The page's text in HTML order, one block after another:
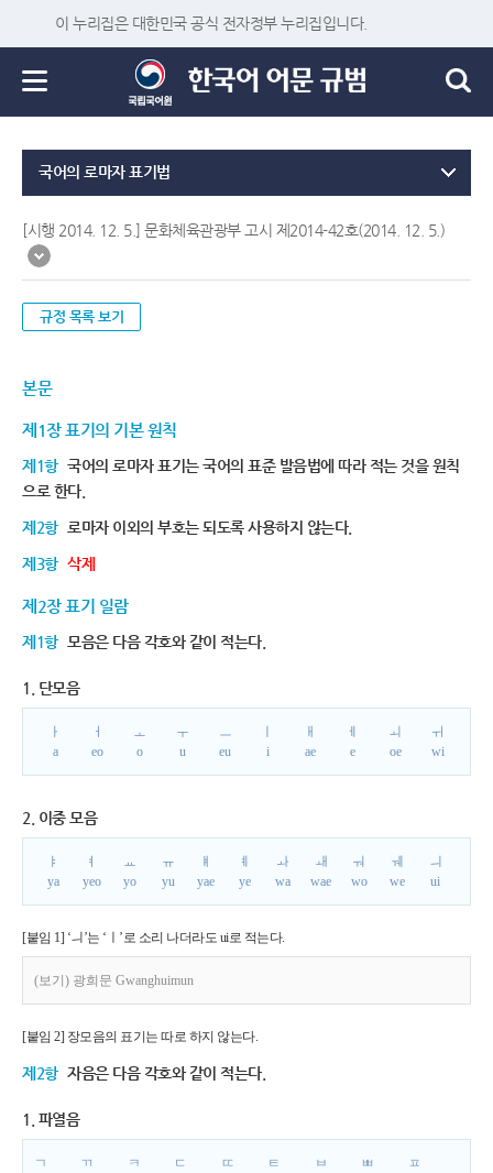
이 누리집은 대한민국 공식 전자정부 누리집입니다.
국어의 로마자 표기법
[시행 2014. 12. 5.] 문화체육관광부 고시 제2014-42호(2014. 12. 5.)
규정 목록 보기
본문
제1장 표기의 기본 원칙
제1항 국어의 로마자 표기는 국어의 표준 발음법에 따라 적는 것을 원칙
으로 한다.
제2항 로마자 이외의 부호는 되도록 사용하지 않는다.
제3항 삭제
제2장 표기 일람
제1항 모음은 다음 각호와 같이 적는다.
1. 단모음
ㅏ
a
ㅓ
eo
ㅗ
o
ㅜ
u
ㅡ
eu
i
ㅐ
ae
ㅔ
e
ㅚ
oe
ㅟ
wi
2. 이중 모음
ㅑ
ya
ㅕ
yeo
ㅛ
yo
ㅠ
yu
ㅒ
yae
ㅖ
ye
ㅘ
wa
ㅙ
wae
ㅝ
wo
ㅞ
we
ㅢ
ui
[붙임 1] ‘ㅢ’는 ‘ㅣ’로 소리 나더라도 ui로 적는다.
(보기) 광희문 Gwanghuimun
[붙임 2] 장모음의 표기는 따로 하지 않는다.
제2항 자음은 다음 각호와 같이 적는다.
1. 파열음
ㄱ
ㄲ
ㅋ
ㄷ
ㄸ
ㅌ
ㅂ
ㅃ
ㅍ